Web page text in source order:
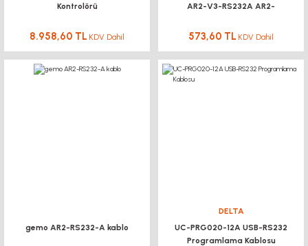
Kontrolörü
8.958,60 TL KDV Dahil
AR2-V3-RS232A AR2-
573,60 TL KDV Dahil
gemo AR2-RS232-A kablo
DELTA
UC-PRG020-12A USB-RS232
Programlama Kablosu